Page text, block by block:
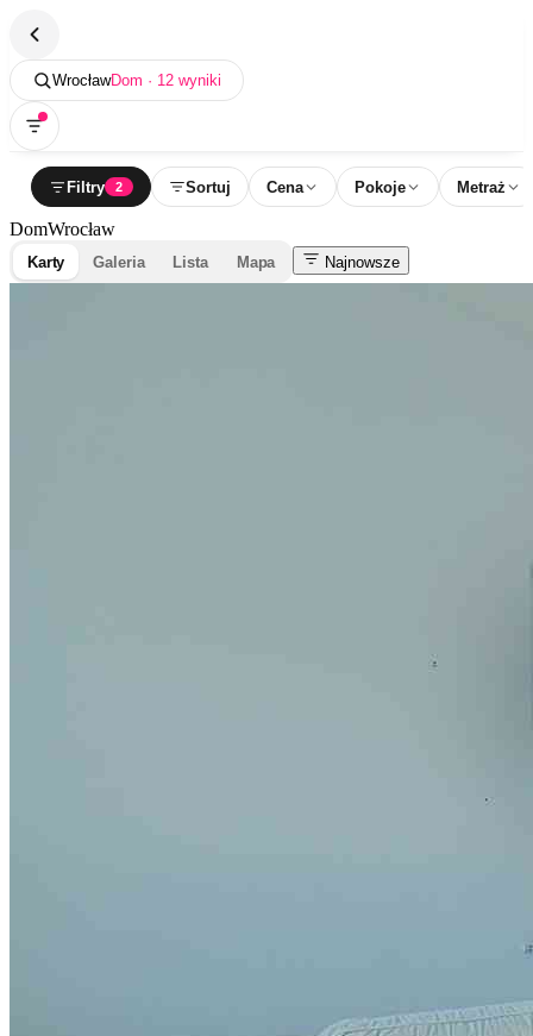
WrocławDom · 12 wyniki
Filtry 2 Sortuj Cena Pokoje Metraż
DomWrocław
Karty Galeria Lista Mapa Najnowsze